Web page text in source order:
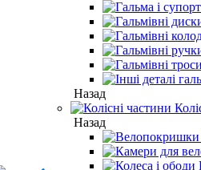
Назад
Назад